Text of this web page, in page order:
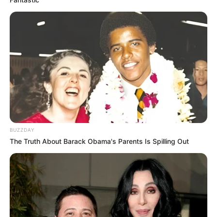
(foto: instagram/omahi_)
9. Keren, seperti benar-benar sedang meretakkan
awan di langit
(foto: instagram/omahi_)
BUZZDAY
The Truth About Barack Obama's Parents Is Spilling Out